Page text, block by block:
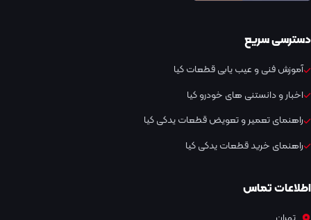
دسترسی سریع
آموزش فنی و عیب یابی قطعات کیا
اخبار و دانستنی های خودرو کیا
راهنمای تعمیر و تعویض قطعات یدکی کیا
راهنمای خرید قطعات یدکی کیا
اطلاعات تماس